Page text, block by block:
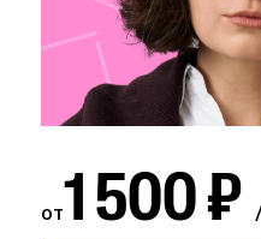
от1 500 ₽